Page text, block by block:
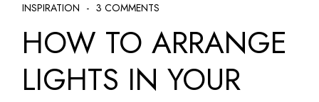
INSPIRATION
3 COMMENTS
HOW TO ARRANGE
LIGHTS IN YOUR